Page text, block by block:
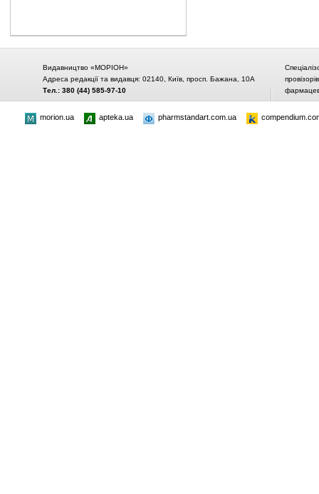
Видавництво «МОРІОН»
Адреса редакції та видавця: 02140, Київ, просп. Бажана, 10А
Тел.: 380 (44) 585-97-10
morion.ua apteka.ua pharmstandart.com.ua